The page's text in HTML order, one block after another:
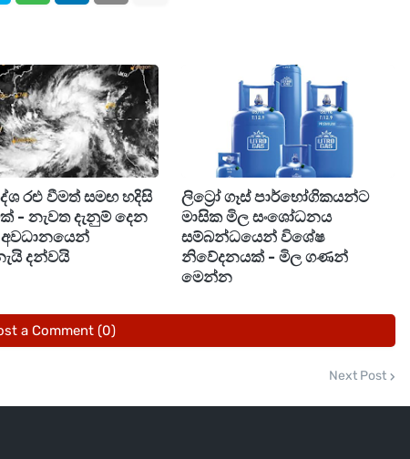
වන බැවින් මිල දී ගැනීමට පෙර වෙළඳපොළ මිල
රළු වීමත් සමඟ හදිසි
- නැවත දැනුම් දෙන
අවධානයෙන්
දන්වයි
ලිට්‍රෝ ගෑස් පාර්භෝගිකයන්ට
මාසික මිල සංශෝධනය
සම්බන්ධයෙන් විශේෂ
නිවේදනයක් - මිල ගණන්
මෙන්න
a Comment (0)
Next Post